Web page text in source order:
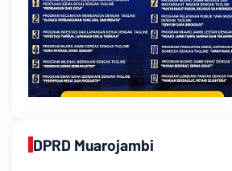
DPRD Muarojambi